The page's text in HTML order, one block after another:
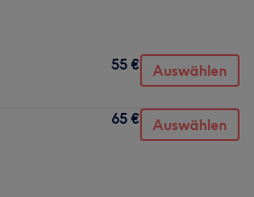
55 € Auswählen
65 € Auswählen